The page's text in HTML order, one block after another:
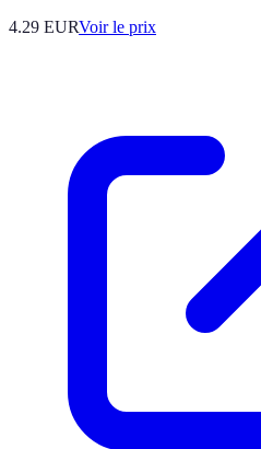
4.29 EURVoir le prix